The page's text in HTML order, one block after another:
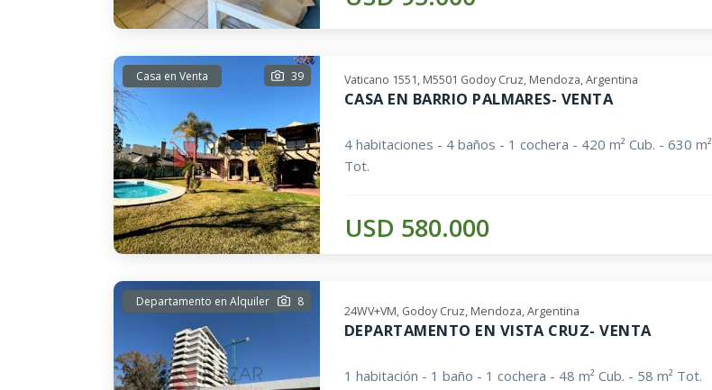
Casa en Venta 39 Vaticano 1551, M5501 Godoy Cruz, Mendoza, Argentina
CASA EN BARRIO PALMARES- VENTA
4 habitaciones - 4 baños - 1 cochera - 420 m² Cub. - 630 m²
Tot.
USD 580.000
Departamento en Alquiler 8
24WV+VM, Godoy Cruz, Mendoza, Argentina
DEPARTAMENTO EN VISTA CRUZ- VENTA
1 habitación - 1 baño - 1 cochera - 48 m² Cub. - 58 m² Tot.